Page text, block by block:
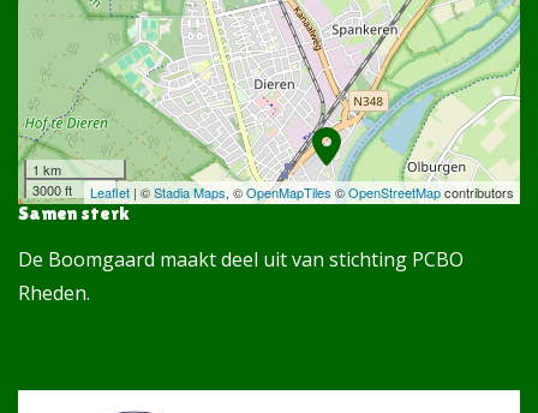
1 km
3000 ft
Leaflet | ©Stadia Maps, ©OpenMapTiles ©OpenStreetMapcontributors
Samen sterk
De Boomgaard maakt deel uit van stichting PCBO
Rheden.